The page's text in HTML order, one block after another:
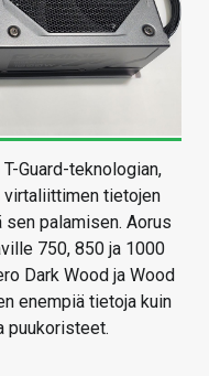
Guard-teknologian,
virtaliittimen tietojen
palamisen. Aorus
750, 850 ja 1000
Dark Wood ja Wood
enempiä tietoja kuin
puukoristeet.